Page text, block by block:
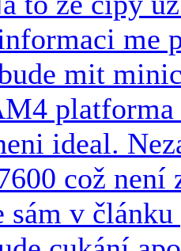
me
mit
platforma
ideal.
což není
sám v